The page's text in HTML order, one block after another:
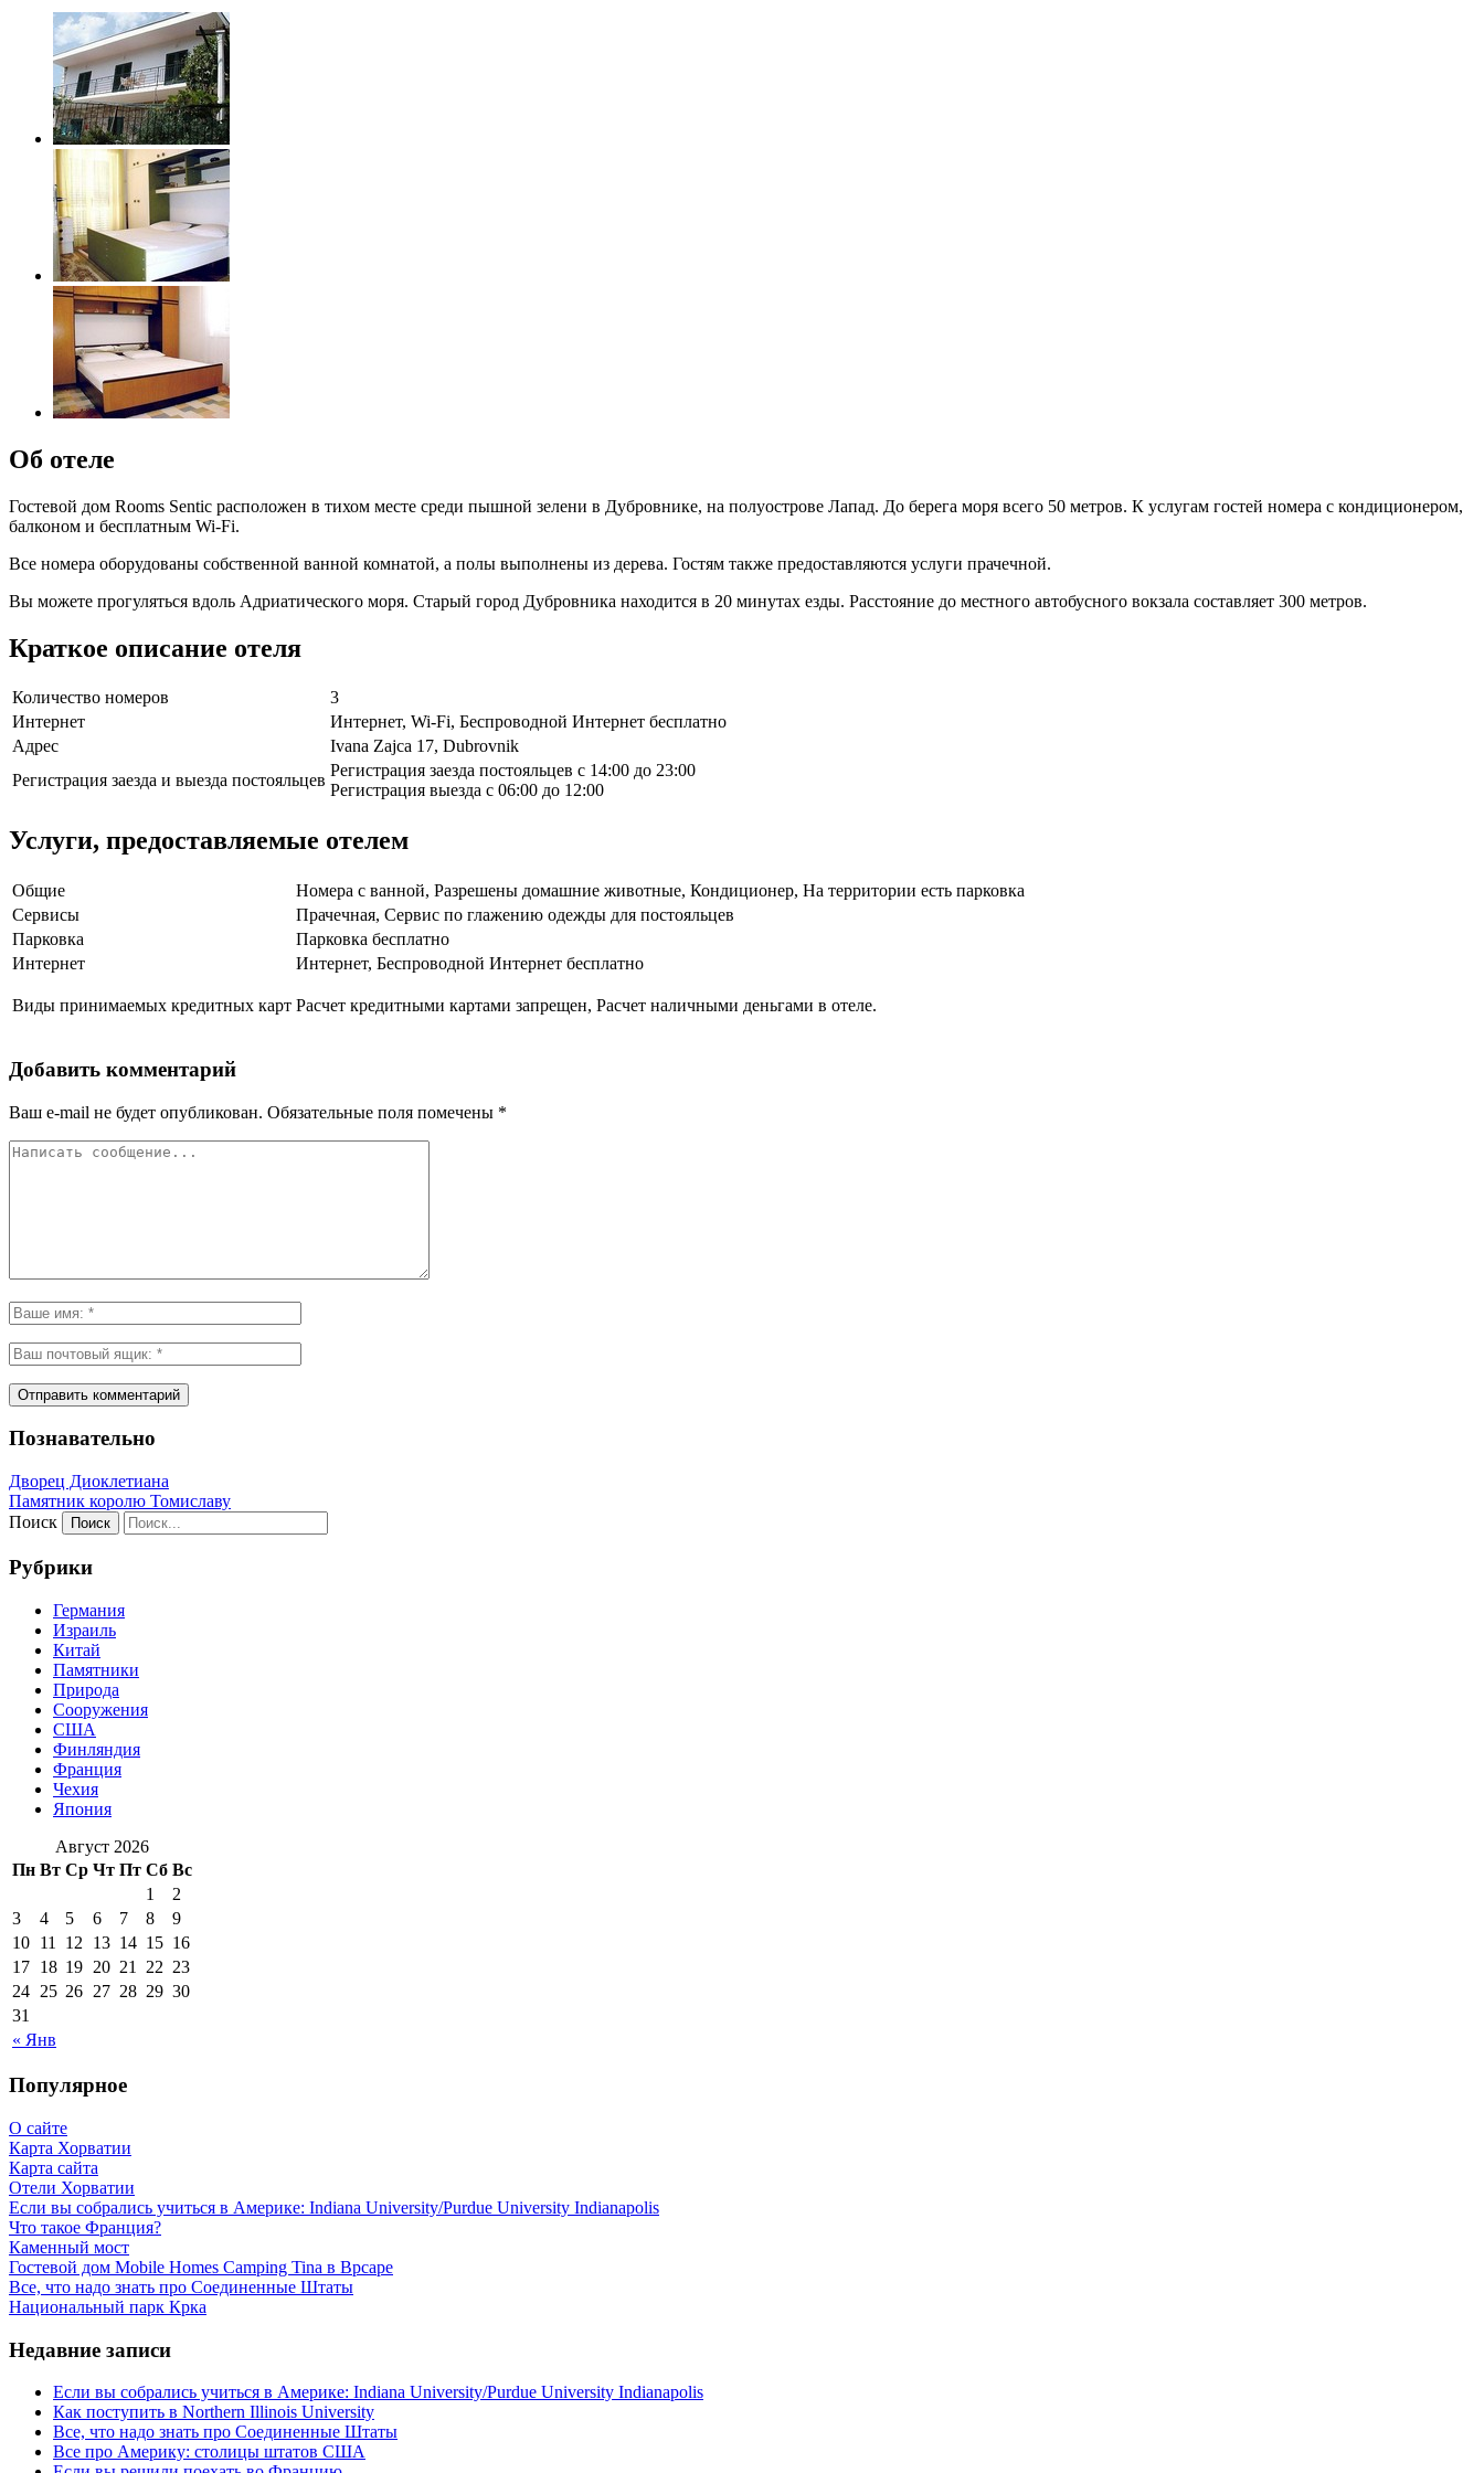
Об отеле
Гостевой дом Rooms Sentic расположен в тихом месте среди пышной зелени в Дубровнике, на полуострове Лапад. До берега моря всего 50 метров. К услугам гостей номера с кондиционером,
балконом и бесплатным Wi-Fi.
Все номера оборудованы собственной ванной комнатой, а полы выполнены из дерева. Гостям также предоставляются услуги прачечной.
Вы можете прогуляться вдоль Адриатического моря. Старый город Дубровника находится в 20 минутах езды. Расстояние до местного автобусного вокзала составляет 300 метров.
Краткое описание отеля
Количество номеров
3
Интернет
Интернет, Wi-Fi, Беспроводной Интернет бесплатно
Адрес
Ivana Zajca 17, Dubrovnik
Регистрация заезда и выезда постояльцев
Регистрация заезда постояльцев с 14:00 до 23:00
Регистрация выезда с 06:00 до 12:00
Услуги, предоставляемые отелем
Общие
Номера с ванной, Разрешены домашние животные, Кондиционер, На территории есть парковка
Сервисы
Прачечная, Сервис по глажению одежды для постояльцев
Парковка
Парковка бесплатно
Интернет
Интернет, Беспроводной Интернет бесплатно
Виды принимаемых кредитных карт Расчет кредитными картами запрещен, Расчет наличными деньгами в отеле.
Добавить комментарий
Ваш e-mail не будет опубликован. Обязательные поля помечены *
Познавательно
Дворец Диоклетиана
Памятник королю Томиславу
Поиск
Рубрики
Германия
Израиль
Китай
Памятники
Природа
Сооружения
США
Финляндия
Франция
Чехия
Япония
Август 2026
Пн Вт Ср Чт Пт Сб Вс
« Янв
1
2
3
4 5 6 7 8
9
10 11 12 13 14 15 16
17 18 19 20 21 22 23
24 25 26 27 28 29 30
31
Популярное
О сайте
Карта Хорватии
Карта сайта
Отели Хорватии
Если вы собрались учиться в Америке: Indiana University/Purdue University Indianapolis
Что такое Франция?
Каменный мост
Гостевой дом Mobile Homes Camping Tina в Врсаре
Все, что надо знать про Соединенные Штаты
Национальный парк Крка
Недавние записи
Если вы собрались учиться в Америке: Indiana University/Purdue University Indianapolis
Как поступить в Northern Illinois University
Все, что надо знать про Соединенные Штаты
Все про Америку: столицы штатов США